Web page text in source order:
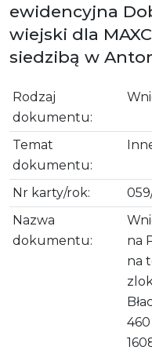
ewidencyjna
wiejski dla
siedzibą w
Rodzaj
dokumentu:
Temat
dokumentu:
Nr karty/rok:
Nazwa
dokumentu:
na
na